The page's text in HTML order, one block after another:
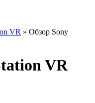
VR » Обзор Sony
VR